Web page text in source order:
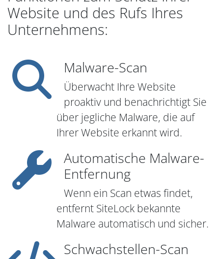
Website und des Rufs Ihres
Unternehmens:
Malware-Scan
Überwacht Ihre Website
proaktiv und benachrichtigt Sie
über jegliche Malware, die auf
Ihrer Website erkannt wird.
Automatische Malware-
Entfernung
Wenn ein Scan etwas findet,
entfernt SiteLock bekannte
Malware automatisch und sicher.
Schwachstellen-Scan